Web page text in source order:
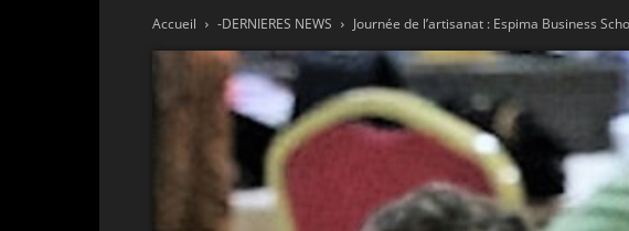
Accueil -DERNIERES NEWS Journée de l’artisanat : Espima Business